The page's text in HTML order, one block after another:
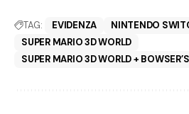
TAG: EVIDENZA
NINTENDO
SUPER MARIO 3D WORLD
SUPER MARIO 3D WORLD +